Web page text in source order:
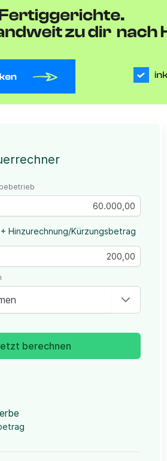
+ Hinzurechnung/Kürzungsbetrag
berechnen